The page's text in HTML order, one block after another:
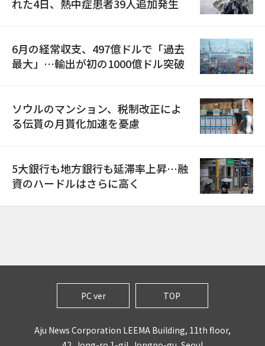
れた4日、熱中症患者39人追加発生
6月の経常収支、497億ドルで「過去
最大」…輸出が初の1000億ドル突破
ソウルのマンション、税制改正によ
る伝貰の月貰化加速を憂慮
5大銀行も地方銀行も延滞率上昇…融
資のハードルはさらに高く
PC ver TOP
Aju News Corporation LEEMA Building, 11th floor,